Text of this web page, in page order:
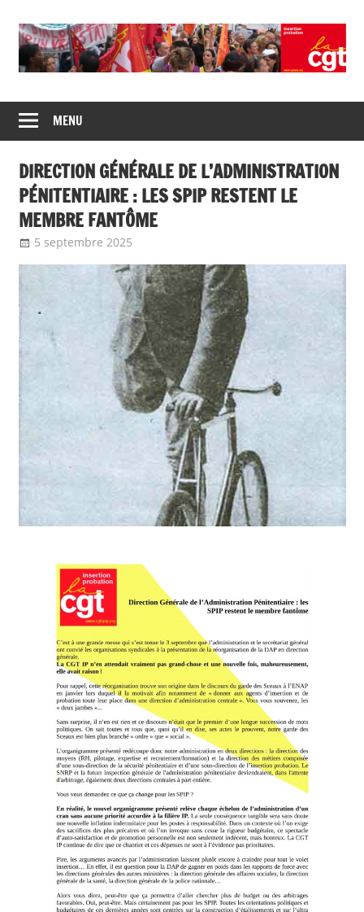
CGT
insertion
probation
de
syndicats
CGT
insertion
probation
MENU
DIRECTION GÉNÉRALE DE L’ADMINISTRATION
PÉNITENTIAIRE : LES SPIP RESTENT LE
MEMBRE FANTÔME
5 septembre 2025